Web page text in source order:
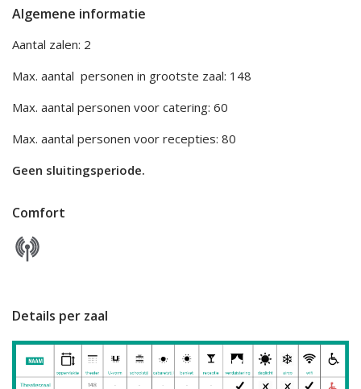
Algemene informatie
Aantal zalen: 2
Max. aantal personen in grootste zaal: 148
Max. aantal personen voor catering: 60
Max. aantal personen voor recepties: 80
Geen sluitingsperiode.
Comfort
Details per zaal